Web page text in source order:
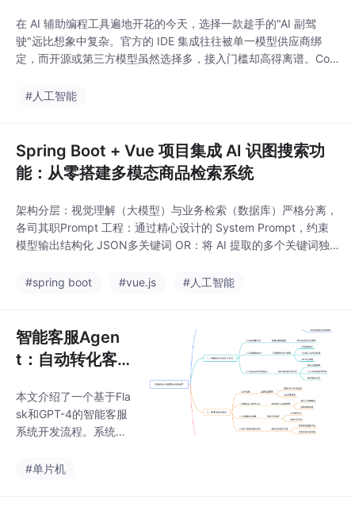
在 AI 辅助编程工具遍地开花的今天，选择一款趁手的"AI 副驾
驶"远比想象中复杂。官方的 IDE 集成往往被单一模型供应商绑
定，而开源或第三方模型虽然选择多，接入门槛却高得离谱。Cod
hatGPT 模型。但很多国内开发者更想用DeepSeek V4 在代码生
#人工智能
Spring Boot + Vue 项目集成 AI 识图搜索功
能：从零搭建多模态商品检索系统
架构分层：视觉理解（大模型）与业务检索（数据库）严格分离，
各司其职Prompt 工程：通过精心设计的 System Prompt，约束
模型输出结构化 JSON多关键词 OR：将 AI 提取的多个关键词独
宽条件，在召回率和精确率之间平衡安全合规：API Key 仅存服务
#spring boot #vue.js #人工智能
智能客服Agen
t：自动转化客户
本文介绍了一个基于Fla
sk和GPT-4的智能客服
系统开发流程。系统通
动化用户信息处理和多
#单片机